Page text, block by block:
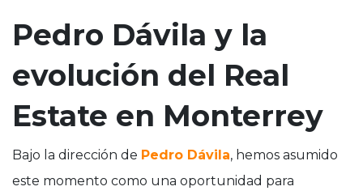
Pedro Dávila y la
evolución del Real
Estate en Monterrey
Bajo la dirección de Pedro Dávila, hemos asumido
este momento como una oportunidad para